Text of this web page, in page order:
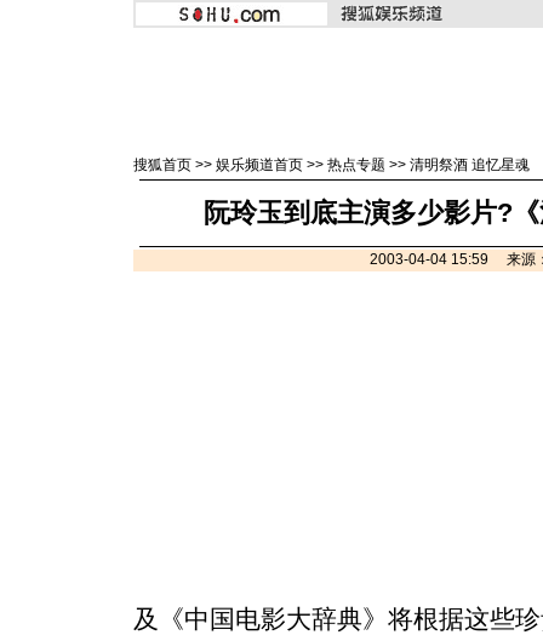
搜狐首页 >> 娱乐频道首页 >> 热点专题 >> 清明祭酒 追忆星魂
阮玲玉到底主演多少影片?
2003-04-04 15:59 来源
及《中国电影大辞典》将根据这些